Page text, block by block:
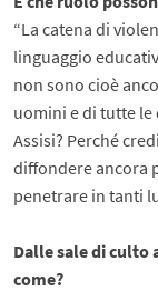
“La catena di
linguaggio
non sono cioè
uomini e di tutte
Assisi? Perché
diffondere ancora
penetrare in tanti
Dalle sale di culto
come?